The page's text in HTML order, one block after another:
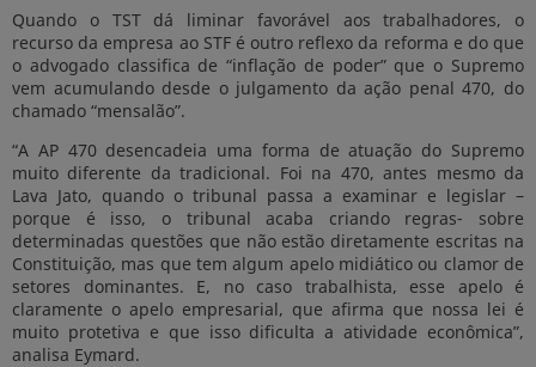
Quando o TST dá liminar favorável aos trabalhadores, o
recurso da empresa ao STF é outro reflexo da reforma e do que
o advogado classifica de “inflação de poder” que o Supremo
vem acumulando desde o julgamento da ação penal 470, do
chamado “mensalão”.
“A AP 470 desencadeia uma forma de atuação do Supremo
muito diferente da tradicional. Foi na 470, antes mesmo da
Lava Jato, quando o tribunal passa a examinar e legislar –
porque é isso, o tribunal acaba criando regras- sobre
determinadas questões que não estão diretamente escritas na
Constituição, mas que tem algum apelo midiático ou clamor de
setores dominantes. E, no caso trabalhista, esse apelo é
claramente o apelo empresarial, que afirma que nossa lei é
muito protetiva e que isso dificulta a atividade econômica”,
analisa Eymard.